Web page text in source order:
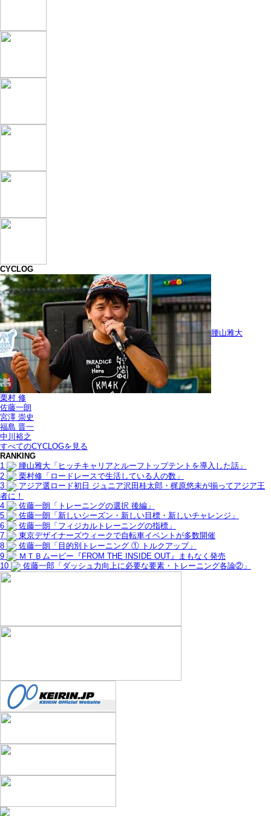
CYCLOG
腰山雅大
栗村 修
佐藤一朗
宮澤 崇史
福島 晋一
中川裕之
すべてのCYCLOGを見る
RANKING
1
腰山雅大「ヒッチキャリアとルーフトップテントを導入した話」
2
栗村修「ロードレースで生活している人の数」
3
アジア選ロード初日 ジュニア沢田桂太郎・梶原悠未が揃ってアジア王
者に！
4
佐藤一朗「トレーニングの選択 後編」
5
佐藤一朗「新しいシーズン・新しい目標・新しいチャレンジ」
6
佐藤一朗「フィジカルトレーニングの指標」
7
東京デザイナーズウィークで自転車イベントが多数開催
8
佐藤一朗「目的別トレーニング ① トルクアップ」
9
ＭＴＢムービー『FROM THE INSIDE OUT』まもなく発売
10
佐藤一郎「ダッシュ力向上に必要な要素・トレーニング各論②」